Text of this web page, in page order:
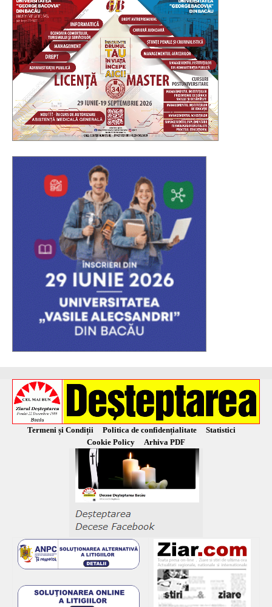
Termeni și Condiții Politica de confidențialitate
Statistici
Cookie Policy
Arhiva PDF